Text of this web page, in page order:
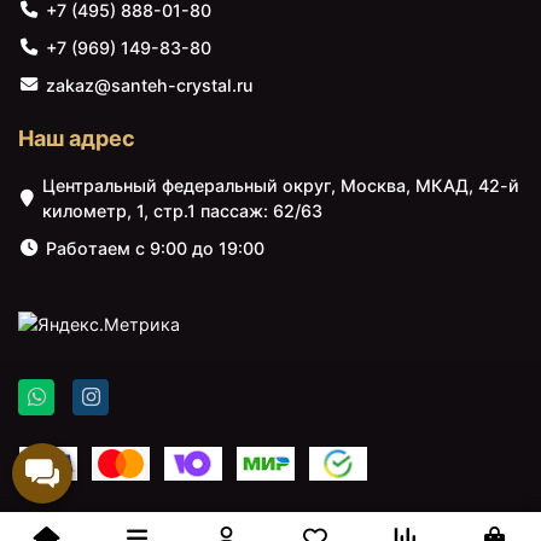
3589 ₽
Вешалка для полотенец
Artwelle Harmonie HAR
4369 ₽
Полотенцедержатель
4369 ₽
+7 (495) 888-01-80
+7 (969) 149-83-80
zakaz@santeh-crystal.ru
Наш адрес
Центральный федеральный округ, Москва, МКАД, 42-й
километр, 1, стр.1 пассаж: 62/63
Работаем с 9:00 до 19:00